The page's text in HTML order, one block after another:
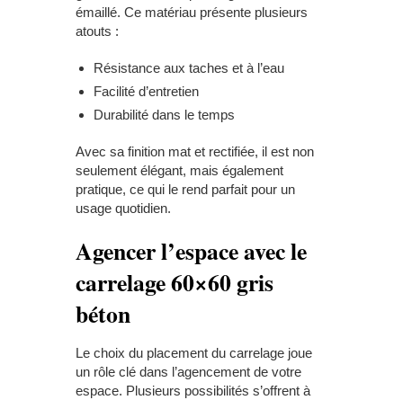
émaillé. Ce matériau présente plusieurs
atouts :
Résistance aux taches et à l’eau
Facilité d’entretien
Durabilité dans le temps
Avec sa finition mat et rectifiée, il est non
seulement élégant, mais également
pratique, ce qui le rend parfait pour un
usage quotidien.
Agencer l’espace avec le
carrelage 60×60 gris
béton
Le choix du placement du carrelage joue
un rôle clé dans l’agencement de votre
espace. Plusieurs possibilités s’offrent à